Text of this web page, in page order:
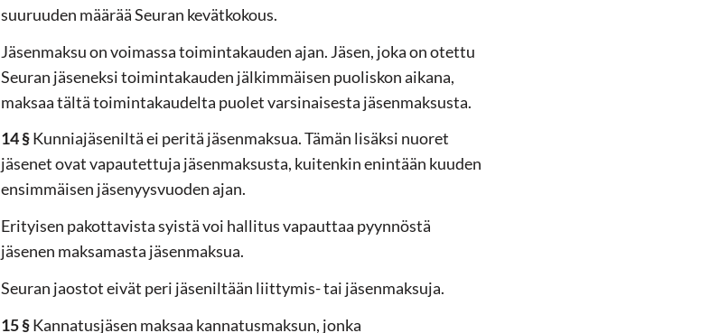
suuruuden määrää Seuran kevätkokous.
Jäsenmaksu on voimassa toimintakauden ajan. Jäsen, joka on otettu
Seuran jäseneksi toimintakauden jälkimmäisen puoliskon aikana,
maksaa tältä toimintakaudelta puolet varsinaisesta jäsenmaksusta.
14 §Kunniajäseniltä ei peritä jäsenmaksua. Tämän lisäksi nuoret
jäsenet ovat vapautettuja jäsenmaksusta, kuitenkin enintään kuuden
ensimmäisen jäsenyysvuoden ajan.
Erityisen pakottavista syistä voi hallitus vapauttaa pyynnöstä
jäsenen maksamasta jäsenmaksua.
Seuran jaostot eivät peri jäseniltään liittymis- tai jäsenmaksuja.
15 §Kannatusjäsen maksaa kannatusmaksun, jonka